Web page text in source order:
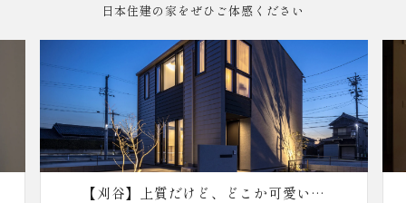
日本住建の家をぜひご体感ください
どこか可愛い大
【知立】五感が安らぐゆと